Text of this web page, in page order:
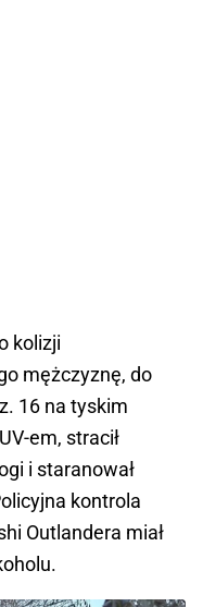
kolizji
mężczyznę, do
16 na tyskim
em, stracił
i staranował
kontrola
Outlandera miał